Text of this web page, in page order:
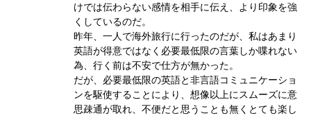
けでは伝わらない感情を相手に伝え、より印象を強
くしているのだ。
昨年、一人で海外旅行に行ったのだが、私はあまり
英語が得意ではなく必要最低限の言葉しか喋れない
為、行く前は不安で仕方が無かった。
だが、必要最低限の英語と非言語コミュニケーショ
ンを駆使することにより、想像以上にスムーズに意
思疎通が取れ、不便だと思うことも無くとても楽し